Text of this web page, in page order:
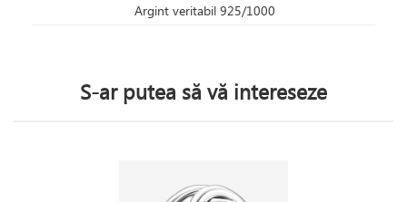
Argint veritabil 925/1000
S-ar putea să vă intereseze